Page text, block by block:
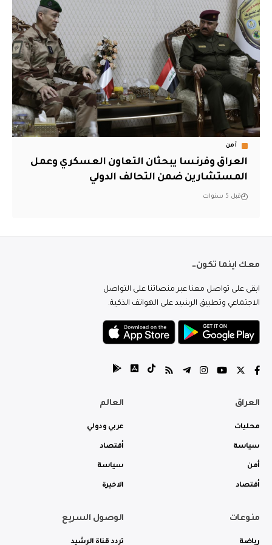
أمن
العراق وفرنسا يبحثان التعاون العسكري وعمل
المستشارين ضمن التحالف الدولي
قبل 5 سنوات
معك اينما تكون..
ابقى على تواصل معنا عبر منصاتنا على التواصل
الاجتماعي وتطبيق الرشيد على الهواتف الذكية.
العراق
محليات
سياسة
أمن
أقتصاد
العالم
عربي ودولي
أقتصاد
سياسة
الاخيرة
منوعات
رياضة
الوصول السريع
تردد قناة الرشيد